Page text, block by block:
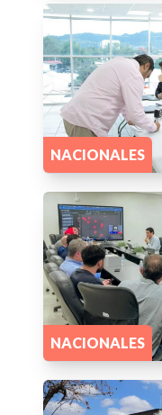
NACIONALES
NACIONALES